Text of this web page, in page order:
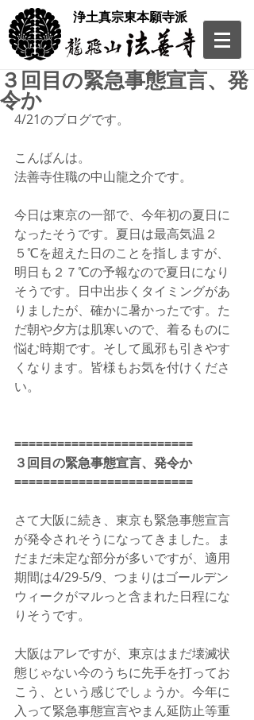
​浄土真宗東本願寺派
３回目の緊急事態宣言、発
令か
4/21のブログです。
こんばんは。
法善寺住職の中山龍之介です。
今日は東京の一部で、今年初の夏日に
なったそうです。夏日は最高気温２
５℃を超えた日のことを指しますが、
明日も２７℃の予報なので夏日になり
そうです。日中出歩くタイミングがあ
りましたが、確かに暑かったです。た
だ朝や夕方は肌寒いので、着るものに
悩む時期です。そして風邪も引きやす
くなります。皆様もお気を付けくださ
い。
=========================
３回目の緊急事態宣言、発令か
=========================
さて大阪に続き、東京も緊急事態宣言
が発令されそうになってきました。ま
だまだ未定な部分が多いですが、適用
期間は4/29-5/9、つまりはゴールデン
ウィークがマルっと含まれた日程にな
りそうです。
大阪はアレですが、東京はまだ壊滅状
態じゃない今のうちに先手を打ってお
こう、という感じでしょうか。今年に
入って緊急事態宣言やまん延防止等重